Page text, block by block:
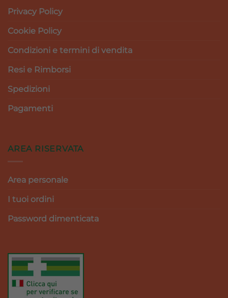
Privacy Policy
Cookie Policy
Condizioni e termini di vendita
Resi e Rimborsi
Spedizioni
Pagamenti
AREA RISERVATA
Area personale
I tuoi ordini
Password dimenticata